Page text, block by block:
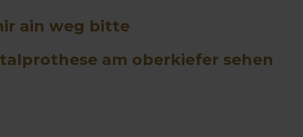
ain weg bitte
am oberkiefer sehen